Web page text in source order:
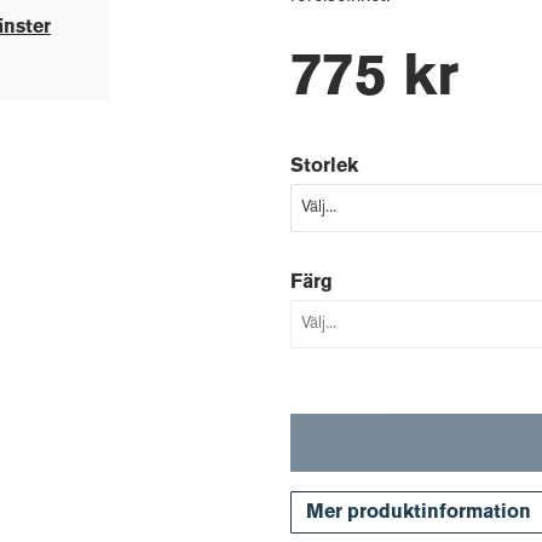
775 kr
Storlek
Färg
Mer produktinformation